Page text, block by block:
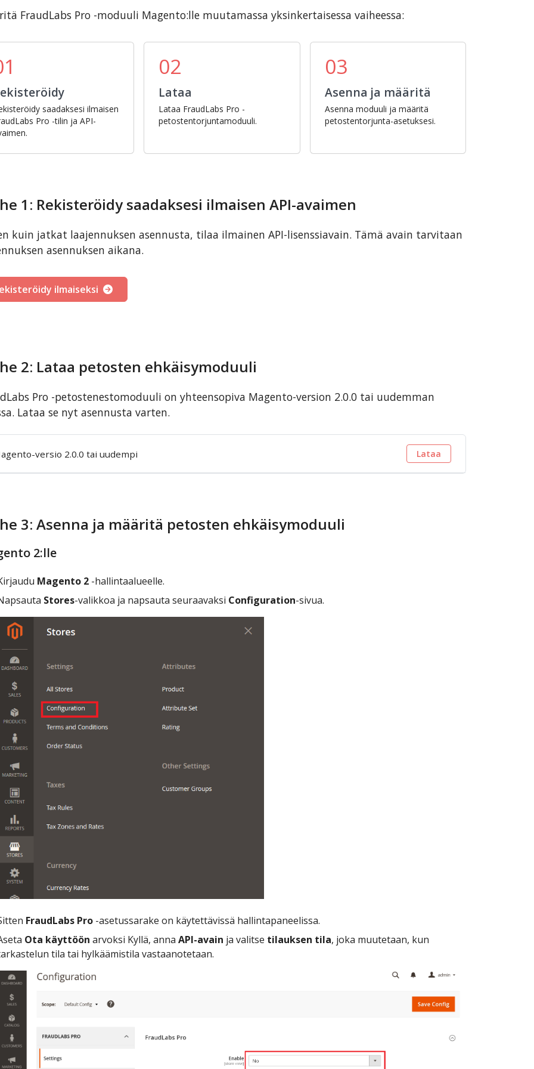
FraudLabs Pro -moduuli Magento:lle muutamassa yksinkertaisessa vaiheessa:
saadaksesi ilmaisen
Pro -tilin ja API-
02
Lataa
Lataa FraudLabs Pro -
petostentorjuntamoduuli.
03
Asenna ja määritä
Asenna moduuli ja määritä
petostentorjunta-asetuksesi.
1: Rekisteröidy saadaksesi ilmaisen API-avaimen
kuin jatkat laajennuksen asennusta, tilaa ilmainen API-lisenssiavain. Tämä avain tarvitaan
asennuksen aikana.
ilmaiseksi
2: Lataa petosten ehkäisymoduuli
Pro -petostenestomoduuli on yhteensopiva Magento-version 2.0.0 tai uudemman
Lataa se nyt asennusta varten.
versio 2.0.0 tai uudempi Lataa
3: Asenna ja määritä petosten ehkäisymoduuli
2:lle
Magento 2 -hallintaalueelle.
Stores-valikkoa ja napsauta seuraavaksi Configuration-sivua.
FraudLabs Pro -asetussarake on käytettävissä hallintapaneelissa.
Ota käyttöön arvoksi Kyllä, anna API-avain ja valitse tilauksen tila, joka muutetaan, kun
tila tai hylkäämistila vastaanotetaan.